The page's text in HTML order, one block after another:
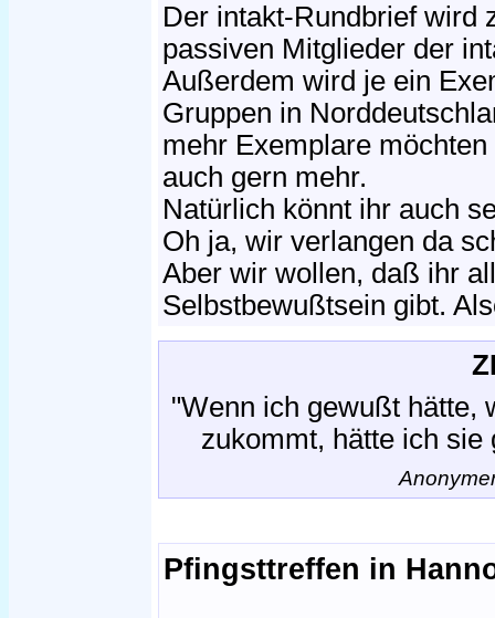
Der intakt-Rundbrief wird
passiven Mitglieder der
Außerdem wird je ein
Gruppen in
mehr Exemplare
auch gern mehr.
Natürlich könnt ihr auch
Oh ja, wir verlangen da
Aber wir wollen, daß ihr
Selbstbewußtsein gibt.
"Wenn ich gewußt hätte,
zukommt, hätte ich sie
Pfingsttreffen in